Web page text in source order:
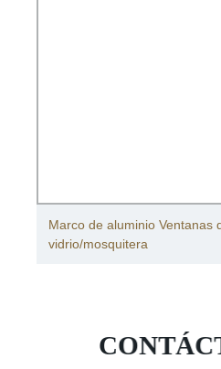
Marco de aluminio Ventanas
vidrio/mosquitera